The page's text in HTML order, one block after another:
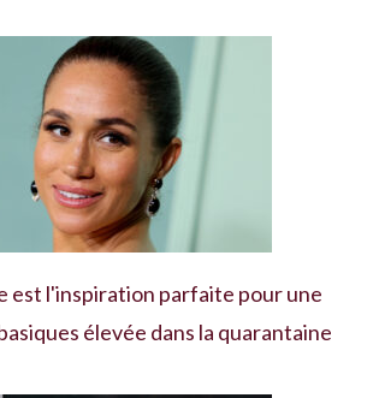
est l'inspiration parfaite pour une
élevée dans la quarantaine